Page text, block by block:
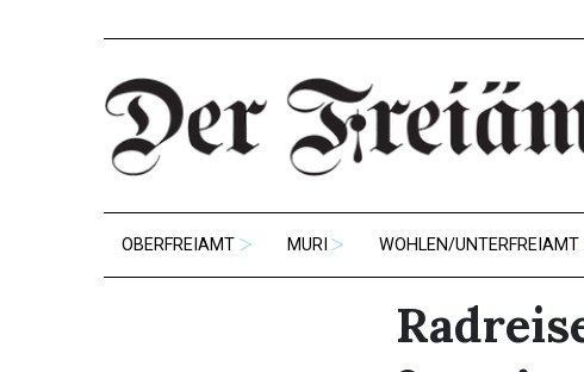
OBERFREIAMT MURI WOHLEN/UNTERFREIAMT